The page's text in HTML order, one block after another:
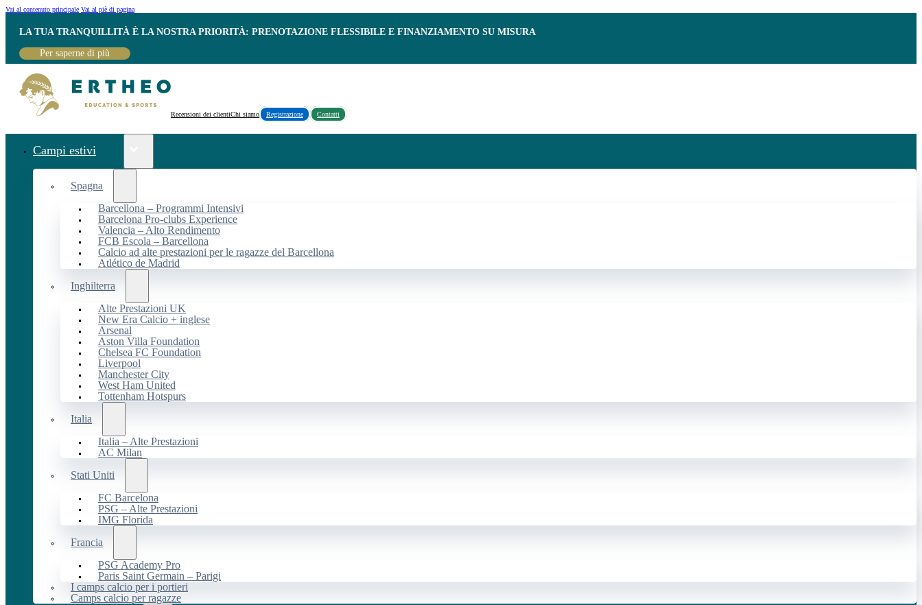
Vai al contenuto principale Vai al piè di pagina
LA TUA TRANQUILLITÀ È LA NOSTRA PRIORITÀ: PRENOTAZIONE FLESSIBILE E FINANZIAMENTO SU MISURA
Per saperne di più
Recensioni dei clientiChi siamo Registrazione Contatti
Campi estivi
Spagna
Barcellona – Programmi Intensivi
Barcelona Pro-clubs Experience
Valencia – Alto Rendimento
FCB Escola – Barcellona
Calcio ad alte prestazioni per le ragazze del Barcellona
Atlético de Madrid
Inghilterra
Alte Prestazioni UK
New Era Calcio + inglese
Arsenal
Aston Villa Foundation
Chelsea FC Foundation
Liverpool
Manchester City
West Ham United
Tottenham Hotspurs
Italia
Italia – Alte Prestazioni
AC Milan
Stati Uniti
FC Barcelona
PSG – Alte Prestazioni
IMG Florida
Francia
PSG Academy Pro
Paris Saint Germain – Parigi
I camps calcio per i portieri
Camps calcio per ragazze